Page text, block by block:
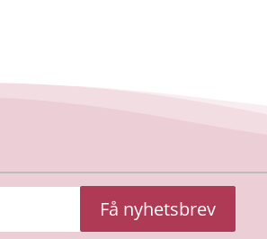
Få nyhetsbrev